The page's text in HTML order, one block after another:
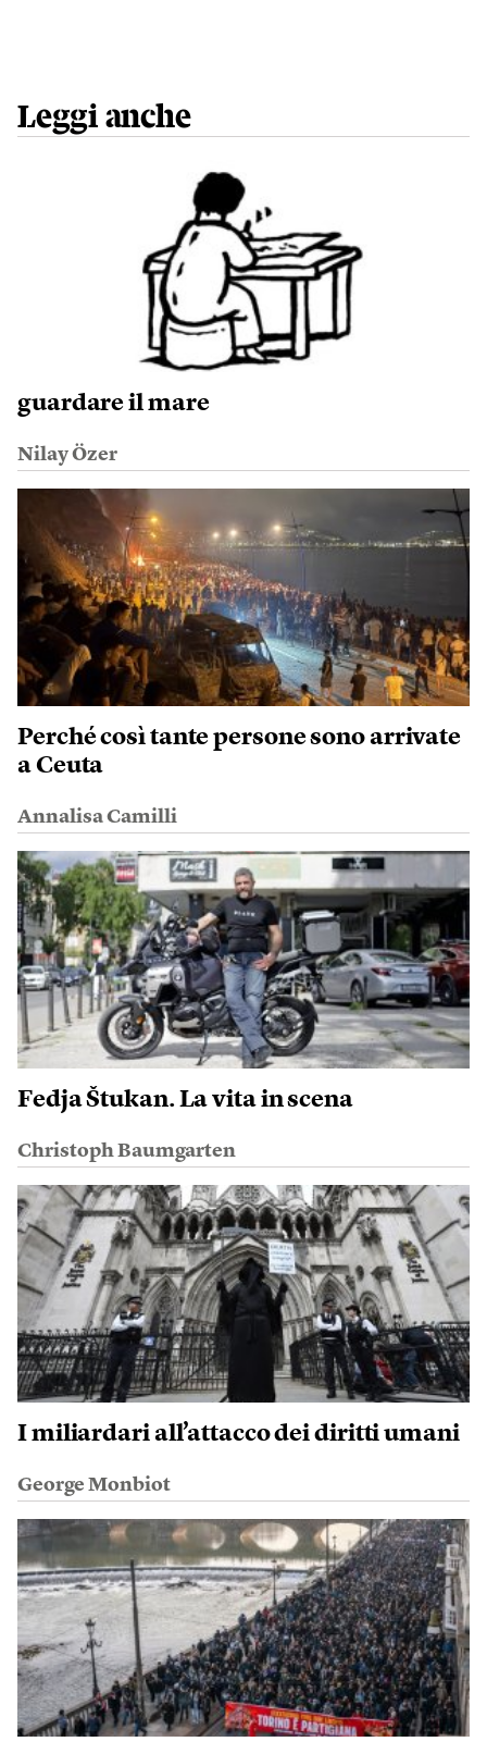
Leggi anche
guardare il mare
Nilay Özer
Perché così tante persone sono arrivate
a Ceuta
Annalisa Camilli
Fedja Štukan. La vita in scena
Christoph Baumgarten
I miliardari all’attacco dei diritti umani
George Monbiot